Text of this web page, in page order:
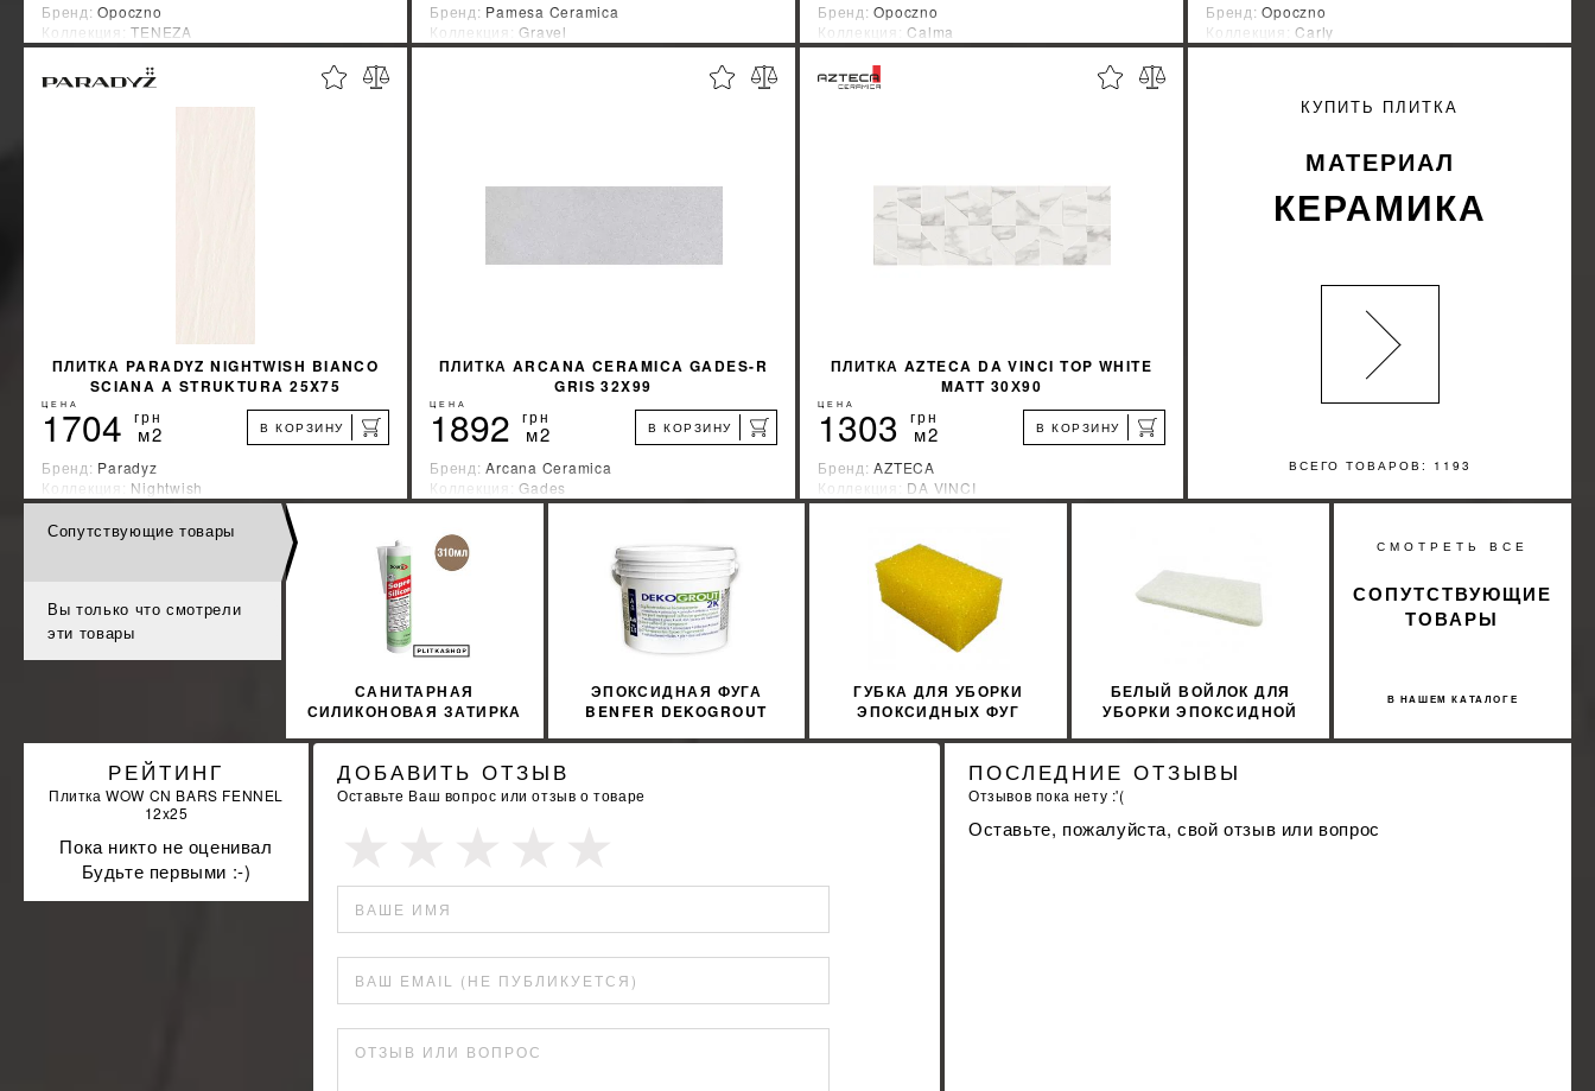
Бренд:Opoczno
Коллекция:TENEZA
Страна-производитель:Польша
УЗНАТЬ СВОЮ СКИДКУ %
Бренд: Pamesa Ceramica
Коллекция:Gravel
Страна-производитель:Испания
УЗНАТЬ СВОЮ СКИДКУ %
Бренд:Opoczno
Коллекция:Calma
Страна-производитель:Польша
УЗНАТЬ СВОЮ СКИДКУ %
Бренд:Opoczno
Коллекция:Carly
Страна-производитель:Украина
ПЛИТКА PARADYZ NIGHTWISH BIANCO
SCIANA A STRUKTURA 25X75
ЦЕНА
1704 грн
м2 В КОРЗИНУ
Бренд: Paradyz
Коллекция: Nightwish
Страна-производитель:Польша
УЗНАТЬ СВОЮ СКИДКУ %
КУПИТЬ
ПЛИТКА ARCANA CERAMICA GADES-R
GRIS 32X99
ЦЕНА
1892 грн
м2 В КОРЗИНУ
Бренд:Arcana Ceramica
Коллекция:Gades
Страна-производитель:Испания
УЗНАТЬ СВОЮ СКИДКУ
КУПИТЬ
ПЛИТКА AZTECA DA VINCI TOP WHITE
MATT 30Х90
ЦЕНА
1303 грн
м2 В КОРЗИНУ
Бренд:AZTECA
Коллекция: DA VINCI
Страна-производитель:Испания
КУПИТЬ
ВСЕГО ТОВАРОВ: 1193
КУПИТЬ ПЛИТКА
МАТЕРИАЛ
КЕРАМИКА
Сопутствующие товары
Вы только что смотрели
эти товары
САНИТАРНАЯ
СИЛИКОНОВАЯ ЗАТИРКА
ЭПОКСИДНАЯ ФУГА
BENFER DEKOGROUT
ГУБКА ДЛЯ УБОРКИ
ЭПОКСИДНЫХ ФУГ
БЕЛЫЙ ВОЙЛОК ДЛЯ
УБОРКИ ЭПОКСИДНОЙ
СМОТРЕТЬ ВСЕ
В НАШЕМ КАТАЛОГЕ
СОПУТСТВУЮЩИЕ
ТОВАРЫ
РЕЙТИНГ
Плитка WOW CN BARS FENNEL
12x25
Пока никто не оценивал
Будьте первыми :-)
ДОБАВИТЬ ОТЗЫВ
Оставьте Ваш вопрос или отзыв о товаре
ВАШЕ ИМЯ
ВАШ EMAIL (НЕ ПУБЛИКУЕТСЯ)
ОТЗЫВ ИЛИ ВОПРОС
ПОСЛЕДНИЕ ОТЗЫВЫ
Отзывов пока нету :'(
Оставьте, пожалуйста, свой отзыв или вопрос